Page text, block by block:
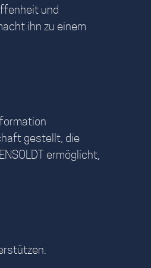
und
ihn zu einem
gestellt, die
ermöglicht,